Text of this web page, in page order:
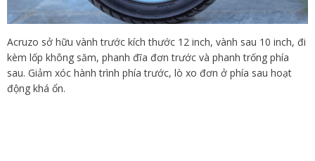
Acruzo sở hữu vành trước kích thước 12 inch, vành sau 10 inch, đi
kèm lốp không săm, phanh đĩa đơn trước và phanh trống phía
sau. Giảm xóc hành trình phía trước, lò xo đơn ở phía sau hoạt
động khá ổn.